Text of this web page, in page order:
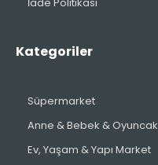
Kategoriler
Süpermarket
Anne & Bebek & Oyuncak
Ev, Yaşam & Yapı Market